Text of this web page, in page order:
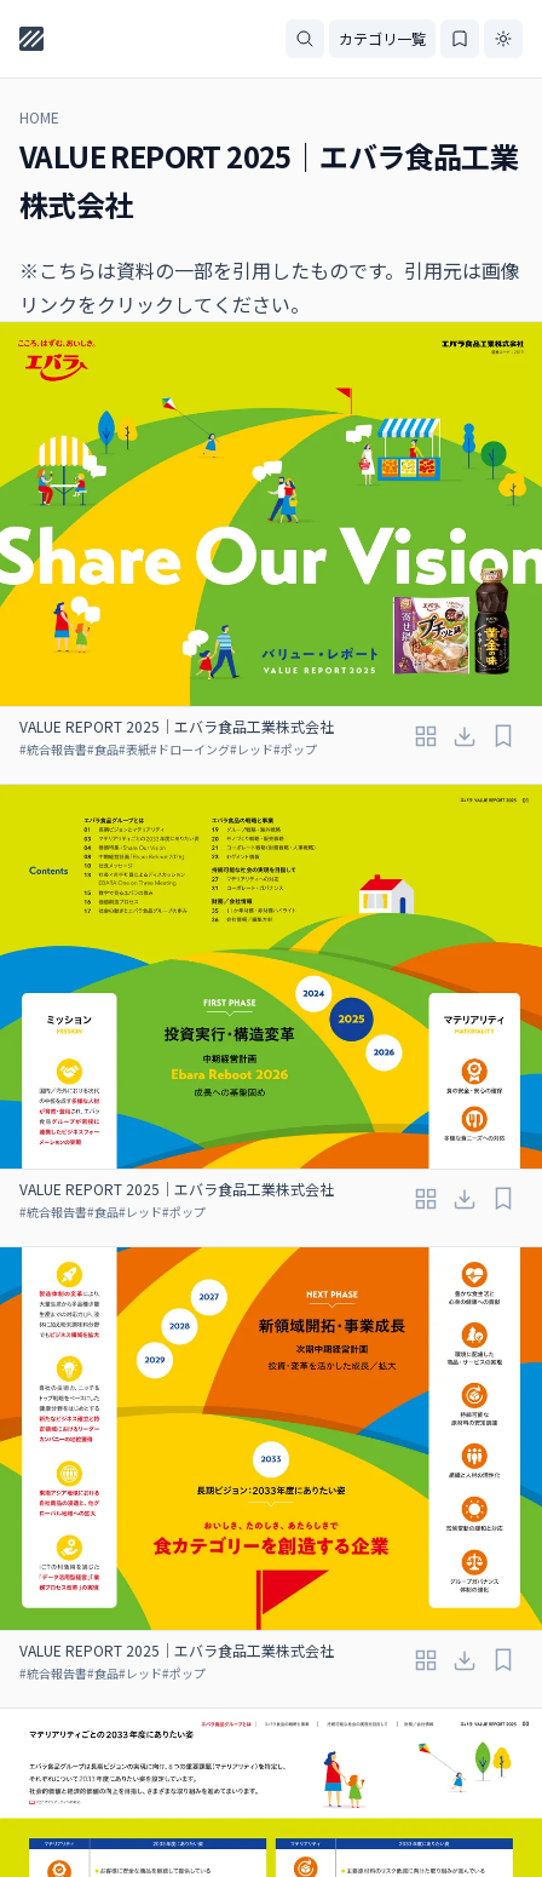
カテゴリ一覧
HOME
VALUE REPORT 2025｜エバラ食品工業
株式会社
※こちらは資料の一部を引用したものです。引用元は画像
リンクをクリックしてください。
VALUE REPORT 2025｜エバラ食品工業株式会社
#統合報告書#食品#表紙#ドローイング#レッド#ポップ
VALUE REPORT 2025｜エバラ食品工業株式会社
#統合報告書#食品#レッド#ポップ
VALUE REPORT 2025｜エバラ食品工業株式会社
#統合報告書#食品#レッド#ポップ